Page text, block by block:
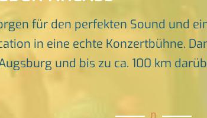
für den perfekten Sound und
in eine echte Konzertbühne.
und bis zu ca. 100 km